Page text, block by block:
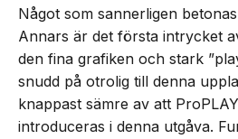
Något som sannerligen
Annars är det första intrycket
den fina grafiken och stark
snudd på otrolig till denna
knappast sämre av att
introduceras i denna utgåva.